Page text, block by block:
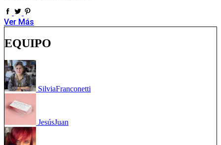
Ver Más
EQUIPO
SilviaFranconetti
JesúsJuan